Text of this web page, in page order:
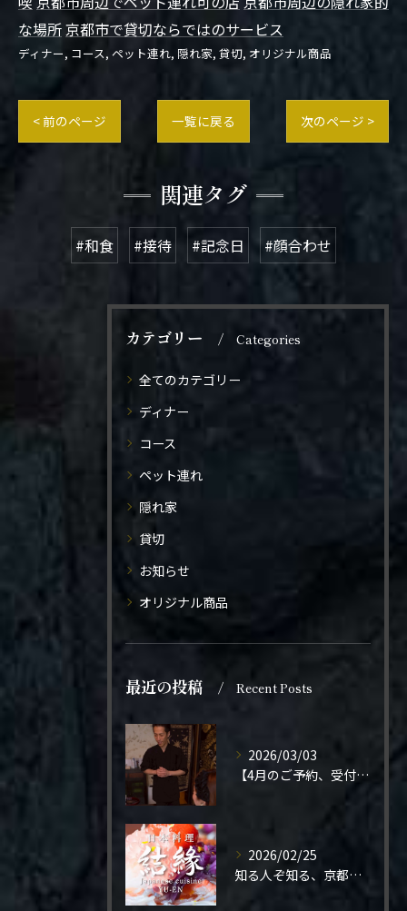
な場所京都市で貸切ならではのサービス
ディナー コース ペット連れ 隠れ家 貸切 オリジナル商品
< 前のページ 一覧に戻る 次のページ >
関連タグ
#和食 #接待 #記念日 #顔合わせ
カテゴリー Categories
全てのカテゴリー
ディナー
コース
ペット連れ
隠れ家
貸切
お知らせ
オリジナル商品
最近の投稿 Recent Posts
2026/03/03
【4月のご予約、受付開始しました】
2026/02/25
知る人ぞ知る、京都の隠れ家。